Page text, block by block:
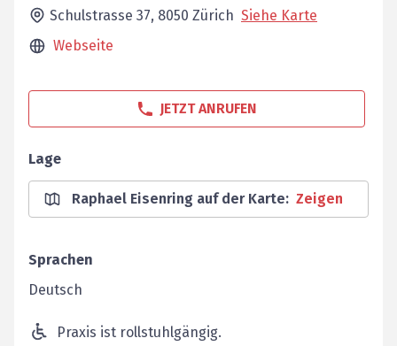
Schulstrasse 37, 8050 Zürich Siehe Karte
Webseite
JETZT ANRUFEN
Lage
Raphael Eisenring auf der Karte: Zeigen
Sprachen
Deutsch
Praxis ist rollstuhlgängig.